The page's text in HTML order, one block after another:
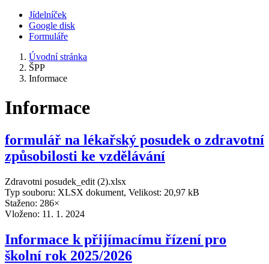
Jídelníček
Google disk
Formuláře
Úvodní stránka
ŠPP
Informace
Informace
formulář na lékařský posudek o zdravotní
způsobilosti ke vzdělávání
Zdravotni posudek_edit (2).xlsx
Typ souboru: XLSX dokument, Velikost: 20,97 kB
Staženo: 286×
Vloženo: 11. 1. 2024
Informace k přijímacímu řízení pro
školní rok 2025/2026